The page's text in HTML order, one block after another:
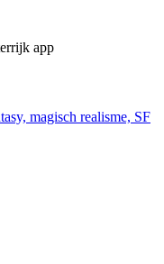
app
magisch realisme, SF